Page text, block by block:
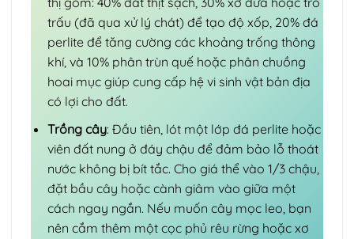
trấu (đã qua xử lý chát) để tạo độ xốp, 20% đá
perlite để tăng cường các khoảng trống thông
khí, và 10% phân trùn quế hoặc phân chuồng
hoai mục giúp cung cấp hệ vi sinh vật bản địa
có lợi cho đất.
Trồng cây: Đầu tiên, lót một lớp đá perlite hoặc
viên đất nung ở đáy chậu để đảm bảo lỗ thoát
nước không bị bít tắc. Cho giá thể vào 1/3 chậu,
đặt bầu cây hoặc cành giâm vào giữa một
cách ngay ngắn. Nếu muốn cây mọc leo, bạn
nên cắm thêm một cọc phủ rêu rừng hoặc xơ